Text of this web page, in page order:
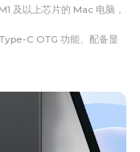
及以上芯片的 Mac 电脑，
C OTG 功能、配备显